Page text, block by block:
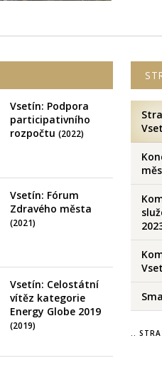
Vsetín: Podpora
participativního
rozpočtu(2022)
Vsetín: Fórum
Zdravého města
(2021)
Vsetín: Celostátní
vítěz kategorie
Energy Globe 2019
(2019)
..